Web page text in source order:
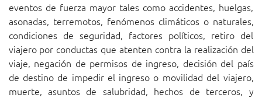
eventos de fuerza mayor tales como accidentes, huelgas,
asonadas, terremotos, fenómenos climáticos o naturales,
condiciones de seguridad, factores políticos, retiro del
viajero por conductas que atenten contra la realización del
viaje, negación de permisos de ingreso, decisión del país
de destino de impedir el ingreso o movilidad del viajero,
muerte, asuntos de salubridad, hechos de terceros, y